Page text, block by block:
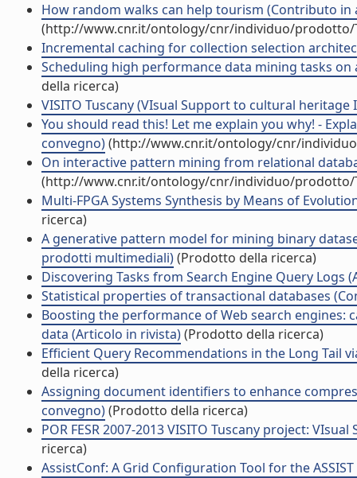
How random walks can help tourism (Contributo in
(http://www.cnr.it/ontology/cnr/individuo/prodotto/
Incremental caching for collection selection
Scheduling high performance data mining tasks
della ricerca)
VISITO Tuscany (VIsual Support to cultural heritage
You should read this! Let me explain you why! -
convegno)(http://www.cnr.it/ontology/cnr/
On interactive pattern mining from relational
(http://www.cnr.it/ontology/cnr/individuo/prodotto/
Multi-FPGA Systems Synthesis by Means of
ricerca)
A generative pattern model for mining binary
prodotti multimediali)(Prodotto della ricerca)
Discovering Tasks from Search Engine Query Logs
Statistical properties of transactional databases
Boosting the performance of Web search
data (Articolo in rivista)(Prodotto della ricerca)
Efficient Query Recommendations in the Long Tail
della ricerca)
Assigning document identifiers to enhance
convegno)(Prodotto della ricerca)
POR FESR 2007-2013 VISITO Tuscany project:
ricerca)
AssistConf: A Grid Configuration Tool for the